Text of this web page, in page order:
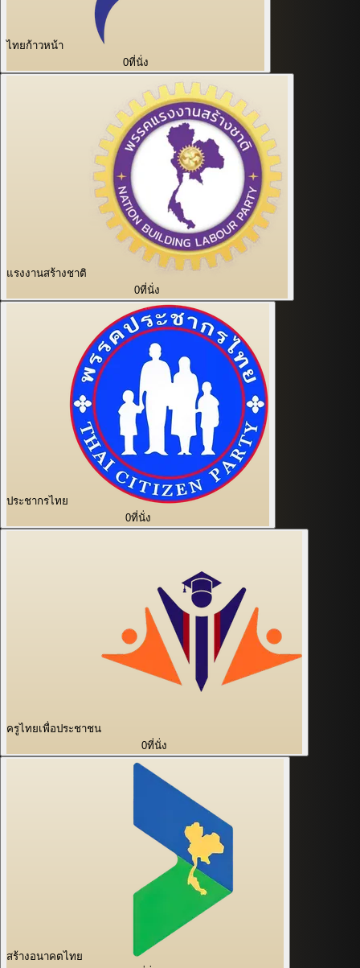
ไทยก้าวหน้า
0ที่นั่ง
แรงงานสร้างชาติ
0ที่นั่ง
ประชากรไทย
0ที่นั่ง
ครูไทยเพื่อประชาชน
0ที่นั่ง
สร้างอนาคตไทย